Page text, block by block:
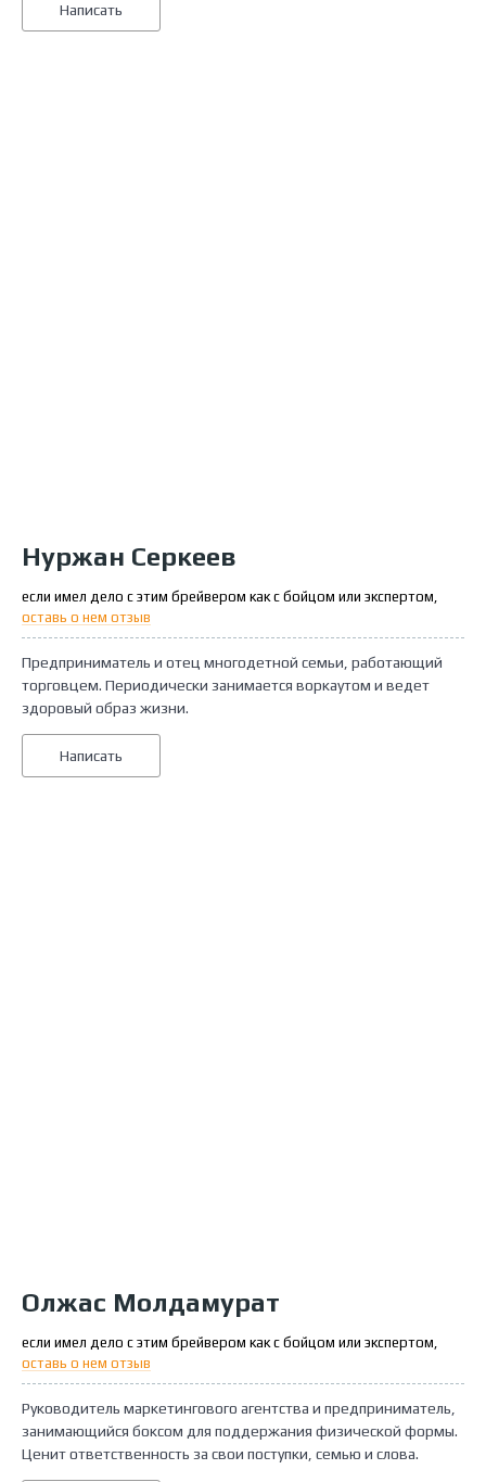
Написать
Нуржан Серкеев
если имел дело с этим брейвером как с бойцом или экспертом,
оставь о нем отзыв
Предприниматель и отец многодетной семьи, работающий
торговцем. Периодически занимается воркаутом и ведет
здоровый образ жизни.
Написать
Олжас Молдамурат
если имел дело с этим брейвером как с бойцом или экспертом,
оставь о нем отзыв
Руководитель маркетингового агентства и предприниматель,
занимающийся боксом для поддержания физической формы.
Ценит ответственность за свои поступки, семью и слова.